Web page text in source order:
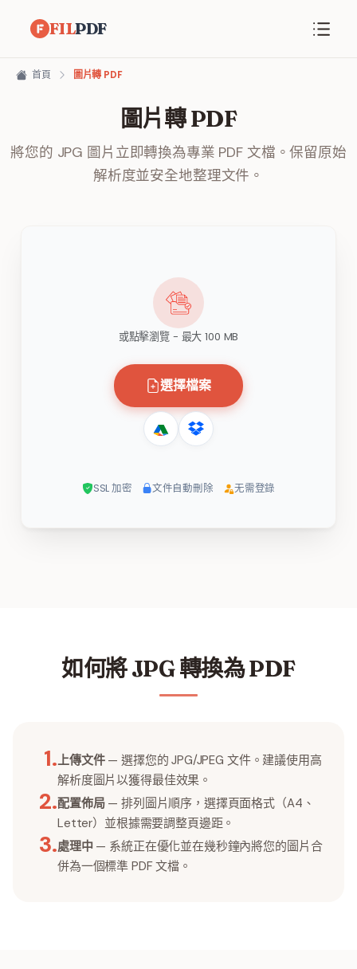
FILPDF
首頁 圖片轉 PDF
圖片轉 PDF
將您的 JPG 圖片立即轉換為專業 PDF 文檔。保留原始
解析度並安全地整理文件。
或點擊瀏覽 - 最大 100 MB
選擇檔案
SSL 加密 文件自動刪除 无需登錄
如何將 JPG 轉換為 PDF
1.上傳文件— 選擇您的 JPG/JPEG 文件。建議使用高
解析度圖片以獲得最佳效果。
2.配置佈局— 排列圖片順序，選擇頁面格式（A4、
Letter）並根據需要調整頁邊距。
3.處理中 — 系統正在優化並在幾秒鐘內將您的圖片合
併為一個標準 PDF 文檔。